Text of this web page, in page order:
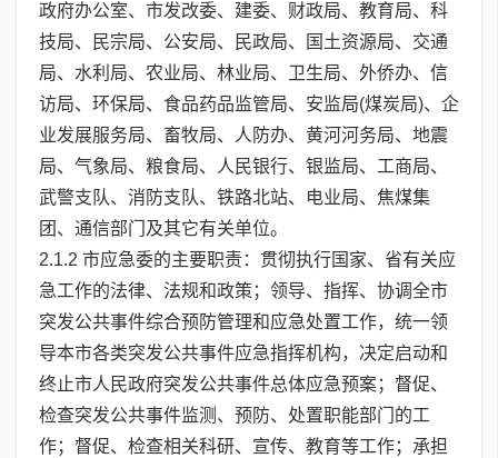
政府办公室、市发改委、建委、财政局、教育局、科
技局、民宗局、公安局、民政局、国土资源局、交通
局、水利局、农业局、林业局、卫生局、外侨办、信
访局、环保局、食品药品监管局、安监局(煤炭局)、企
业发展服务局、畜牧局、人防办、黄河河务局、地震
局、气象局、粮食局、人民银行、银监局、工商局、
武警支队、消防支队、铁路北站、电业局、焦煤集
团、通信部门及其它有关单位。
2.1.2 市应急委的主要职责：贯彻执行国家、省有关应
急工作的法律、法规和政策；领导、指挥、协调全市
突发公共事件综合预防管理和应急处置工作，统一领
导本市各类突发公共事件应急指挥机构，决定启动和
终止市人民政府突发公共事件总体应急预案；督促、
检查突发公共事件监测、预防、处置职能部门的工
作；督促、检查相关科研、宣传、教育等工作；承担